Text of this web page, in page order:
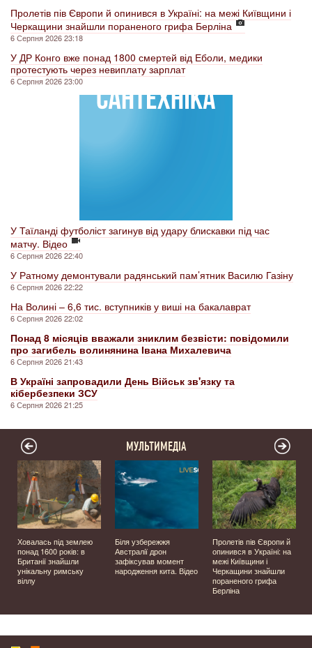
Пролетів пів Європи й опинився в Україні: на межі Київщини і
Черкащини знайшли пораненого грифа Берліна
6 Серпня 2026 23:18
У ДР Конго вже понад 1800 смертей від Еболи, медики
протестують через невиплату зарплат
6 Серпня 2026 23:00
У Таїланді футболіст загинув від удару блискавки під час
матчу. Відео
6 Серпня 2026 22:40
У Ратному демонтували радянський пам’ятник Василю Газіну
6 Серпня 2026 22:22
На Волині – 6,6 тис. вступників у виші на бакалаврат
6 Серпня 2026 22:02
Понад 8 місяців вважали зниклим безвісти: повідомили
про загибель волинянина Івана Михалевича
6 Серпня 2026 21:43
В Україні запровадили День Військ зв'язку та
кібербезпеки ЗСУ
6 Серпня 2026 21:25
МУЛЬТИМЕДІА
Ховалась під землею
понад 1600 років: в
Британії знайшли
унікальну римську
віллу
Біля узбережжя
Австралії дрон
зафіксував момент
народження кита. Відео
Пролетів пів Європи й
опинився в Україні: на
межі Київщини і
Черкащини знайшли
пораненого грифа
Берліна